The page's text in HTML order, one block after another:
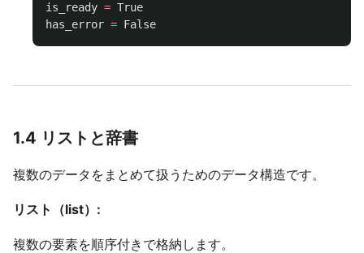
is_ready = True
has_error = False
1.4 リストと辞書
複数のデータをまとめて扱うためのデータ構造です。
リスト（list）:
複数の要素を順序付きで格納します。